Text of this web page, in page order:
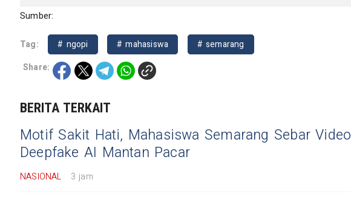
Sumber:
Tag: # ngopi # mahasiswa
# semarang
Share:
BERITA TERKAIT
Motif Sakit Hati, Mahasiswa Semarang Sebar Video
Deepfake AI Mantan Pacar
NASIONAL 3 jam